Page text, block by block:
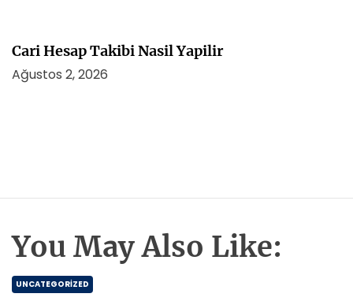
Cari Hesap Takibi Nasil Yapilir
Ağustos 2, 2026
You May Also Like:
UNCATEGORIZED